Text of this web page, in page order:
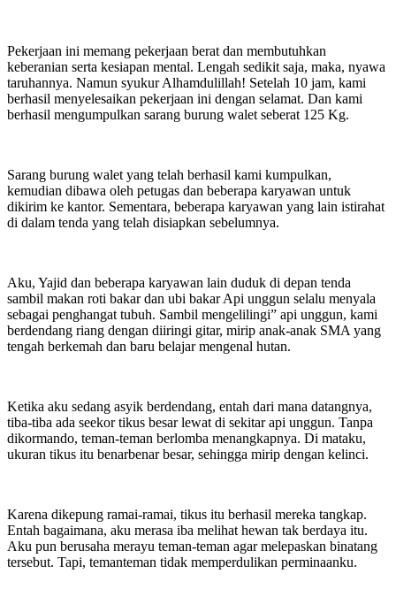
Pekerjaan ini memang pekerjaan berat dan membutuhkan
keberanian serta kesiapan mental. Lengah sedikit saja, maka, nyawa
taruhannya. Namun syukur Alhamdulillah! Setelah 10 jam, kami
berhasil menyelesaikan pekerjaan ini dengan selamat. Dan kami
berhasil mengumpulkan sarang burung walet seberat 125 Kg.
Sarang burung walet yang telah berhasil kami kumpulkan,
kemudian dibawa oleh petugas dan beberapa karyawan untuk
dikirim ke kantor. Sementara, beberapa karyawan yang lain istirahat
di dalam tenda yang telah disiapkan sebelumnya.
Aku, Yajid dan beberapa karyawan lain duduk di depan tenda
sambil makan roti bakar dan ubi bakar Api unggun selalu menyala
sebagai penghangat tubuh. Sambil mengelilingi” api unggun, kami
berdendang riang dengan diiringi gitar, mirip anak-anak SMA yang
tengah berkemah dan baru belajar mengenal hutan.
Ketika aku sedang asyik berdendang, entah dari mana datangnya,
tiba-tiba ada seekor tikus besar lewat di sekitar api unggun. Tanpa
dikormando, teman-teman berlomba menangkapnya. Di mataku,
ukuran tikus itu benarbenar besar, sehingga mirip dengan kelinci.
Karena dikepung ramai-ramai, tikus itu berhasil mereka tangkap.
Entah bagaimana, aku merasa iba melihat hewan tak berdaya itu.
Aku pun berusaha merayu teman-teman agar melepaskan binatang
tersebut. Tapi, temanteman tidak memperdulikan perminaanku.